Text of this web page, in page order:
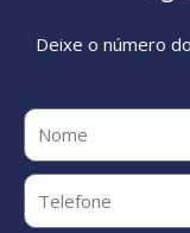
Deixe o número